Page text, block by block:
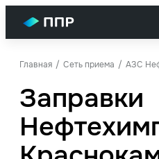
Главная Сеть приема АЗС
Заправки